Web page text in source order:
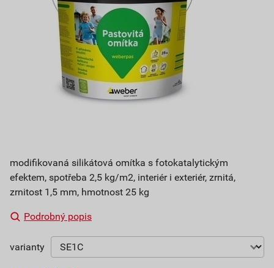
modifikovaná silikátová omítka s fotokatalytickým
efektem, spotřeba 2,5 kg/m2, interiér i exteriér, zrnitá,
zrnitost 1,5 mm, hmotnost 25 kg
Podrobný popis
varianty